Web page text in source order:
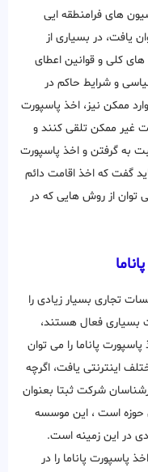
های فرامنطقه ایی
یافت، در بسیاری از
کلی و قوانین اعطای
و شرایط حاکم در
ممکن نیز، اخذ پاسپورت
غیر ممکن تلقی کنند و
به گرفتن و اخذ پاسپورت
گفت که اخذ اقامت دائم
توان از روش هایی که در
تجاری بسیار زیادی را
بسیاری فعال هستند،
پاناما را می توان
اینترنتی یافت، اگرچه
شرکت ثبتا بعنوان
حوزه است ، این موسسه
در این زمینه است.
پاسپورت پاناما را در